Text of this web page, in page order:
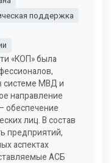
поддержка
«КОП» была
системе МВД и
направление
обеспечение
лиц. В состав
предприятий,
аспектах
АСБ